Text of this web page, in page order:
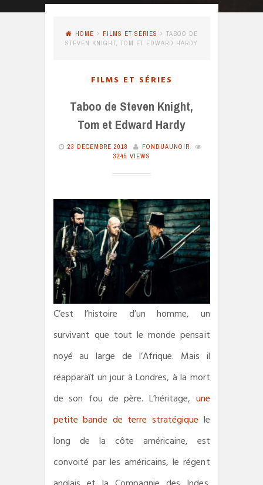
HOME FILMS ET SÉRIES
TABOO DE
STEVEN KNIGHT, TOM ET EDWARD HARDY
FILMS ET SÉRIES
Taboo de Steven Knight,
Tom et Edward Hardy
23 DÉCEMBRE 2018
FONDUAUNOIR
3245 VIEWS
C’est l’histoire d’un homme, un
survivant que tout le monde pensait
noyé au large de l’Afrique. Mais il
réapparaît un jour à Londres, à la mort
de son fou de père. L’héritage, une
petite bande de terre stratégique le
long de la côte américaine, est
convoité par les américains, le régent